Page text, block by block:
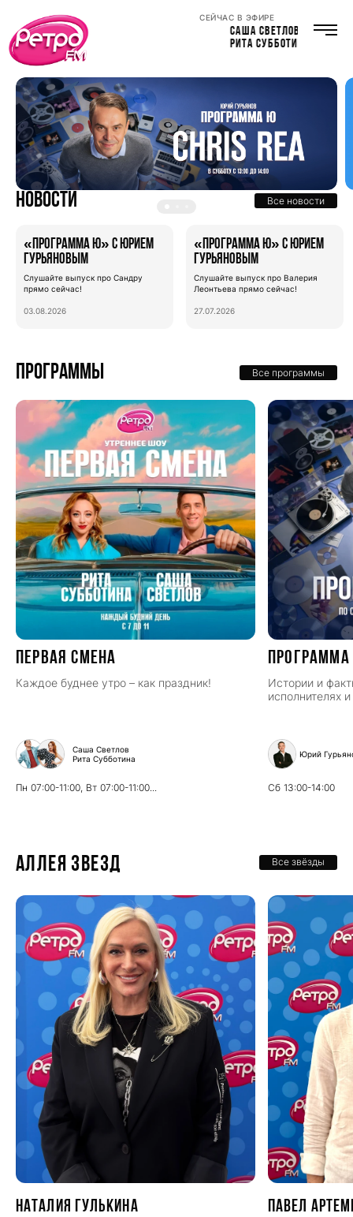
СЕЙЧАС В ЭФИРЕ
САША СВЕТЛОВ
РИТА СУББОТИНА
Новости Все новости
«Программа Ю» с Юрием
Гурьяновым
Слушайте выпуск про Сандру
прямо сейчас!
03.08.2026
«Программа Ю» с Юрием
Гурьяновым
Слушайте выпуск про Валерия
Леонтьева прямо сейчас!
27.07.2026
Программы Все программы
ПЕРВАЯ СМЕНА
Каждое буднее утро – как праздник!
Саша Светлов
Рита Субботина
Пн 07:00-11:00, Вт 07:00-11:00...
Истории и
исполнителях
Юрий
Сб 13:00-14:00
Аллея звезд Все звёзды
Наталия Гулькина Павел